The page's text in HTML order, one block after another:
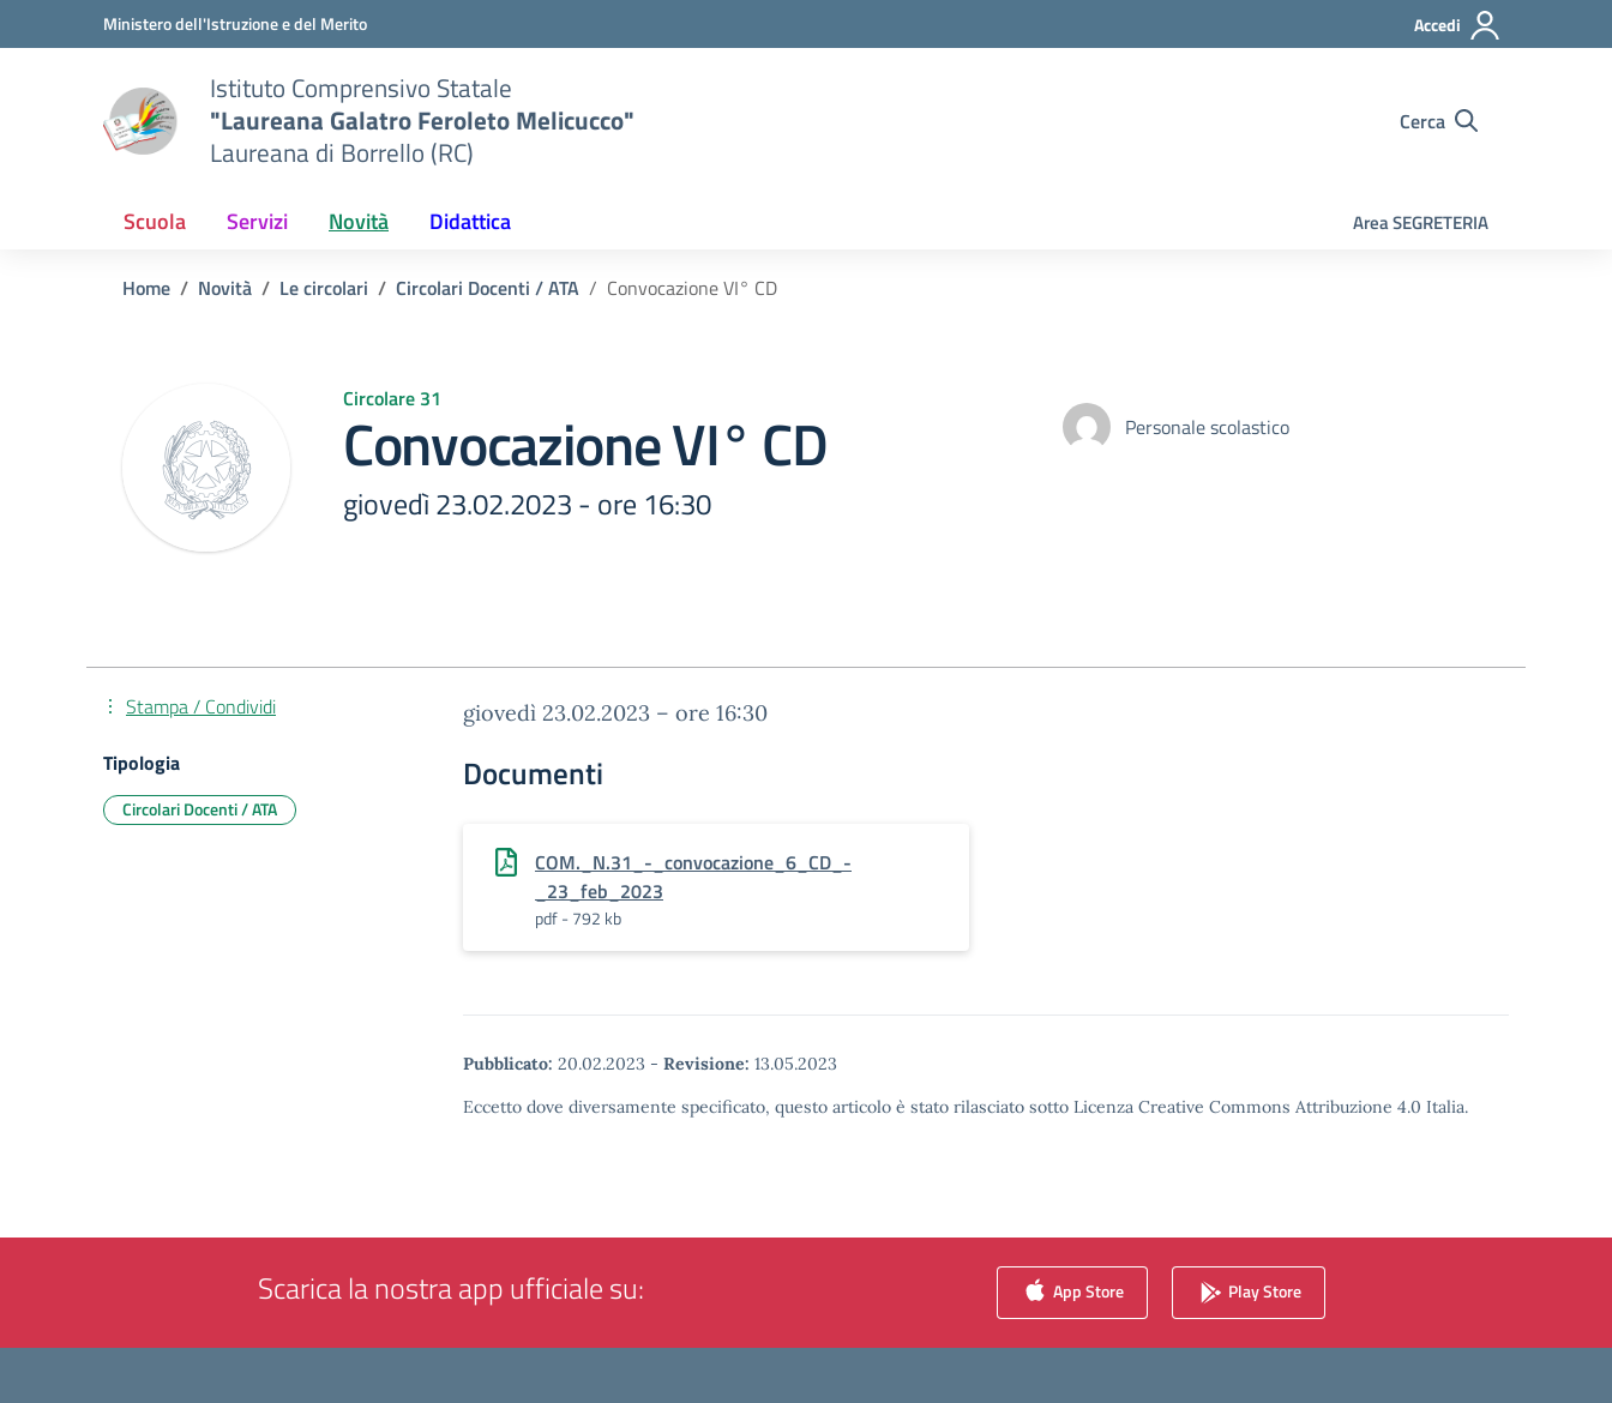
Vai ai contenuti
Vai al menu di navigazioneMinistero dell'Istruzione e del Merito Accedi
Istituto Comprensivo Statale
"Laureana Galatro Feroleto Melicucco"
Laureana di Borrello (RC)
Cerca
Scuola Servizi Novità Didattica Area SEGRETERIA
Home Novità Le circolari Circolari Docenti / ATA Convocazione VI° CD
Circolare 31
Convocazione VI° CD
giovedì 23.02.2023 - ore 16:30
Personale scolastico
giovedì 23.02.2023 – ore 16:30
Documenti
COM._N.31_-_convocazione_6_CD_-
_23_feb_2023
pdf - 792 kb
Pubblicato: 20.02.2023 - Revisione: 13.05.2023
Eccetto dove diversamente specificato, questo articolo è stato rilasciato sotto Licenza Creative Commons Attribuzione 4.0 Italia.
Stampa / Condividi
Tipologia
Circolari Docenti / ATA
Scarica la nostra app ufficiale su: App Store Play Store